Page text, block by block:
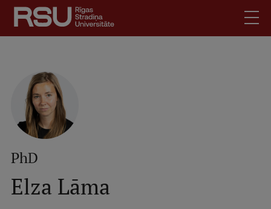
Pārlekt
galveno
saturu
Latviski
Meklēt Mobile
augšējā
izvēlne
Skolēniem
Studentiem
Darba devējiem
PhD
Elza Lāma